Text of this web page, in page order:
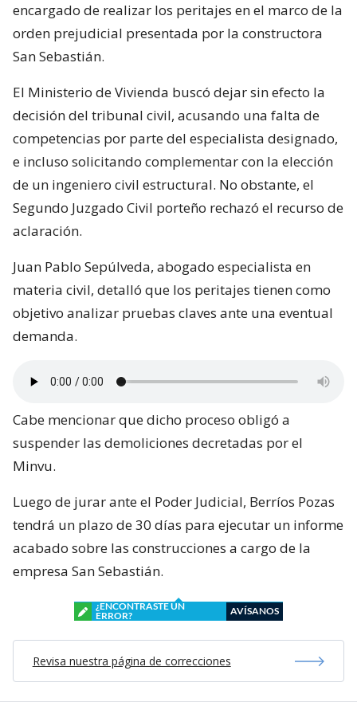
encargado de realizar los peritajes en el marco de la
orden prejudicial presentada por la constructora
San Sebastián.
El Ministerio de Vivienda buscó dejar sin efecto la
decisión del tribunal civil, acusando una falta de
competencias por parte del especialista designado,
e incluso solicitando complementar con la elección
de un ingeniero civil estructural. No obstante, el
Segundo Juzgado Civil porteño rechazó el recurso de
aclaración.
Juan Pablo Sepúlveda, abogado especialista en
materia civil, detalló que los peritajes tienen como
objetivo analizar pruebas claves ante una eventual
demanda.
Cabe mencionar que dicho proceso obligó a
suspender las demoliciones decretadas por el
Minvu.
Luego de jurar ante el Poder Judicial, Berríos Pozas
tendrá un plazo de 30 días para ejecutar un informe
acabado sobre las construcciones a cargo de la
empresa San Sebastián.
¿ENCONTRASTE UN
ERROR?
AVÍSANOS
Revisa nuestra página de correcciones